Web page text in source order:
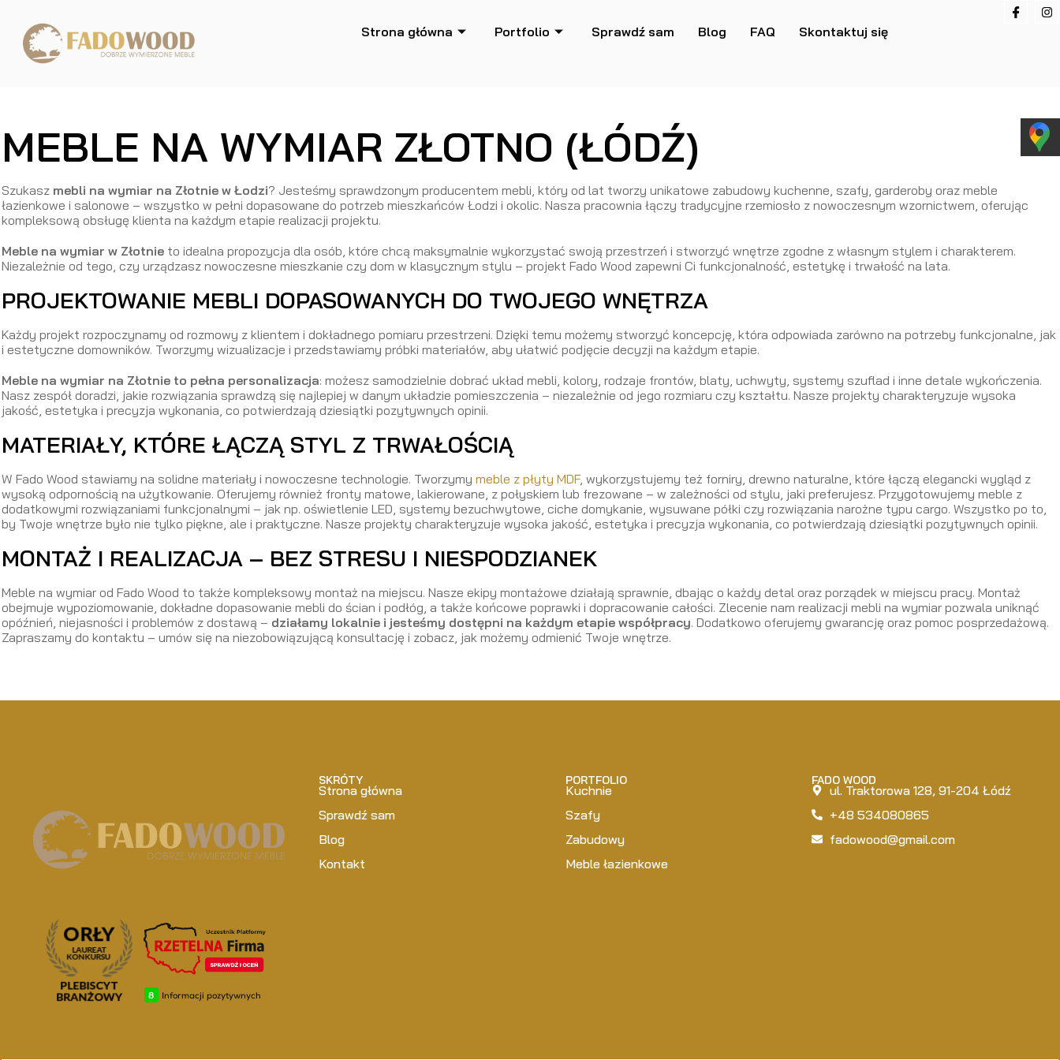
Strona główna Portfolio Sprawdź sam Blog FAQ Skontaktuj się
MEBLE NA WYMIAR ZŁOTNO (ŁÓDŹ)
Szukasz mebli na wymiar na Złotnie w Łodzi? Jesteśmy sprawdzonym producentem mebli, który od lat tworzy unikatowe zabudowy kuchenne, szafy, garderoby oraz meble
łazienkowe i salonowe – wszystko w pełni dopasowane do potrzeb mieszkańców Łodzi i okolic. Nasza pracownia łączy tradycyjne rzemiosło z nowoczesnym wzornictwem, oferując
kompleksową obsługę klienta na każdym etapie realizacji projektu.
Meble na wymiar w Złotnie to idealna propozycja dla osób, które chcą maksymalnie wykorzystać swoją przestrzeń i stworzyć wnętrze zgodne z własnym stylem i charakterem.
Niezależnie od tego, czy urządzasz nowoczesne mieszkanie czy dom w klasycznym stylu – projekt Fado Wood zapewni Ci funkcjonalność, estetykę i trwałość na lata.
PROJEKTOWANIE MEBLI DOPASOWANYCH DO TWOJEGO WNĘTRZA
Każdy projekt rozpoczynamy od rozmowy z klientem i dokładnego pomiaru przestrzeni. Dzięki temu możemy stworzyć koncepcję, która odpowiada zarówno na potrzeby funkcjonalne, jak
i estetyczne domowników. Tworzymy wizualizacje i przedstawiamy próbki materiałów, aby ułatwić podjęcie decyzji na każdym etapie.
Meble na wymiar na Złotnie to pełna personalizacja: możesz samodzielnie dobrać układ mebli, kolory, rodzaje frontów, blaty, uchwyty, systemy szuflad i inne detale wykończenia.
Nasz zespół doradzi, jakie rozwiązania sprawdzą się najlepiej w danym układzie pomieszczenia – niezależnie od jego rozmiaru czy kształtu. Nasze projekty charakteryzuje wysoka
jakość, estetyka i precyzja wykonania, co potwierdzają dziesiątki pozytywnych opinii.
MATERIAŁY, KTÓRE ŁĄCZĄ STYL Z TRWAŁOŚCIĄ
W Fado Wood stawiamy na solidne materiały i nowoczesne technologie. Tworzymy meble z płyty MDF, wykorzystujemy też forniry, drewno naturalne, które łączą elegancki wygląd z
wysoką odpornością na użytkowanie. Oferujemy również fronty matowe, lakierowane, z połyskiem lub frezowane – w zależności od stylu, jaki preferujesz. Przygotowujemy meble z
dodatkowymi rozwiązaniami funkcjonalnymi – jak np. oświetlenie LED, systemy bezuchwytowe, ciche domykanie, wysuwane półki czy rozwiązania narożne typu cargo. Wszystko po to,
by Twoje wnętrze było nie tylko piękne, ale i praktyczne. Nasze projekty charakteryzuje wysoka jakość, estetyka i precyzja wykonania, co potwierdzają dziesiątki pozytywnych opinii.
MONTAŻ I REALIZACJA – BEZ STRESU I NIESPODZIANEK
Meble na wymiar od Fado Wood to także kompleksowy montaż na miejscu. Nasze ekipy montażowe działają sprawnie, dbając o każdy detal oraz porządek w miejscu pracy. Montaż
obejmuje wypoziomowanie, dokładne dopasowanie mebli do ścian i podłóg, a także końcowe poprawki i dopracowanie całości. Zlecenie nam realizacji mebli na wymiar pozwala uniknąć
opóźnień, niejasności i problemów z dostawą – działamy lokalnie i jesteśmy dostępni na każdym etapie współpracy. Dodatkowo oferujemy gwarancję oraz pomoc posprzedażową.
Zapraszamy do kontaktu – umów się na niezobowiązującą konsultację i zobacz, jak możemy odmienić Twoje wnętrze.
SKRÓTY
Strona główna
Sprawdź sam
Blog
Kontakt
PORTFOLIO
Kuchnie
Szafy
Zabudowy
Meble łazienkowe
FADO WOOD
ul. Traktorowa 128, 91-204 Łódź
+48 534080865
fadowood@gmail.com